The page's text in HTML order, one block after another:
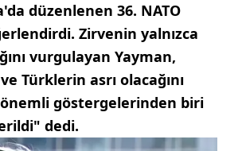
düzenlenen 36. NATO
Zirvenin yalnızca
vurgulayan Yayman,
Türklerin asrı olacağını
göstergelerinden biri
dedi.